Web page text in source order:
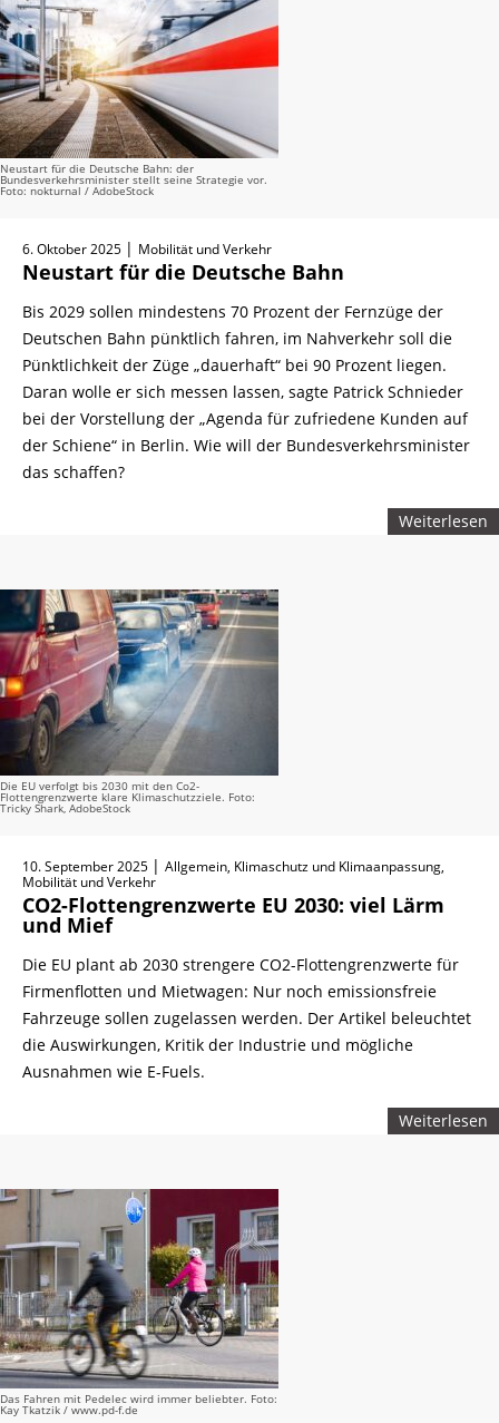
Neustart für die Deutsche Bahn: der
Bundesverkehrsminister stellt seine Strategie vor.
Foto: nokturnal / AdobeStock
6. Oktober 2025 | Mobilität und Verkehr
Neustart für die Deutsche Bahn
Bis 2029 sollen mindestens 70 Prozent der Fernzüge der
Deutschen Bahn pünktlich fahren, im Nahverkehr soll die
Pünktlichkeit der Züge „dauerhaft“ bei 90 Prozent liegen.
Daran wolle er sich messen lassen, sagte Patrick Schnieder
bei der Vorstellung der „Agenda für zufriedene Kunden auf
der Schiene“ in Berlin. Wie will der Bundesverkehrsminister
das schaffen?
Weiterlesen
Die EU verfolgt bis 2030 mit den Co2-
Flottengrenzwerte klare Klimaschutzziele. Foto:
Tricky Shark, AdobeStock
10. September 2025 | Allgemein, Klimaschutz und Klimaanpassung,
Mobilität und Verkehr
CO2-Flottengrenzwerte EU 2030: viel Lärm
und Mief
Die EU plant ab 2030 strengere CO2-Flottengrenzwerte für
Firmenflotten und Mietwagen: Nur noch emissionsfreie
Fahrzeuge sollen zugelassen werden. Der Artikel beleuchtet
die Auswirkungen, Kritik der Industrie und mögliche
Ausnahmen wie E-Fuels.
Weiterlesen
Das Fahren mit Pedelec wird immer beliebter. Foto:
Kay Tkatzik / www.pd-f.de